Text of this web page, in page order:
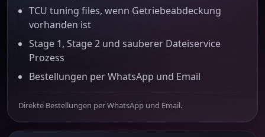
TCU tuning files, wenn Getriebeabdeckung
vorhanden ist
Stage 1, Stage 2 und sauberer Dateiservice
Prozess
Bestellungen per WhatsApp und Email
Direkte Bestellungen per WhatsApp und Email.